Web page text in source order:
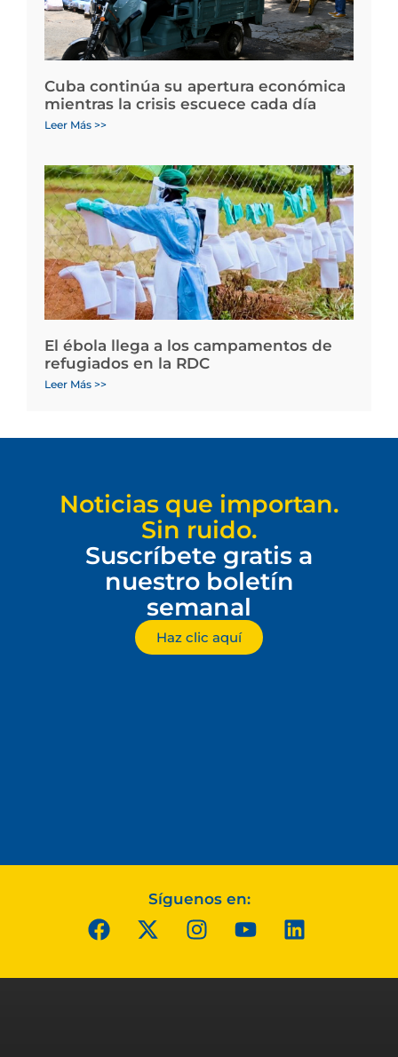
Cuba continúa su apertura económica
mientras la crisis escuece cada día
Leer Más >>
El ébola llega a los campamentos de
refugiados en la RDC
Leer Más >>
Noticias que importan.
Sin ruido.
Suscríbete gratis a
nuestro boletín
semanal
Haz clic aquí
Síguenos en: